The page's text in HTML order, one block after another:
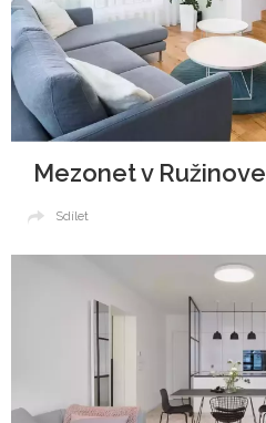
Mezonet v Ružinove
Sdílet